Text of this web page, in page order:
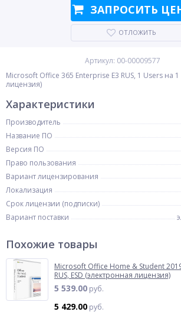
ЗАПРОСИТЬ
ОТЛОЖИТЬ
Артикул: 00-00009577
Microsoft Office 365 Enterprise E3 RUS, 1 Users на 1
лицензия)
Характеристики
Производитель
Название ПО
Версия ПО
Право пользования
Вариант лицензирования
Локализация
Срок лицензии (подписки)
Вариант поставки
Похожие товары
Microsoft Office Home & Student
RUS, ESD (электронная лицензия)
5 539.00 руб.
5 429.00 руб.